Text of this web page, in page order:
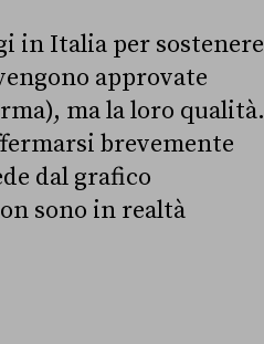
in Italia per sostenere
approvate
ma la loro qualità.
brevemente
dal grafico
sono in realtà